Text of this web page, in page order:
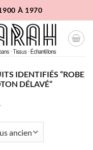
À 1970
IDENTIFIÉS “ROBE
DÉLAVÉ”